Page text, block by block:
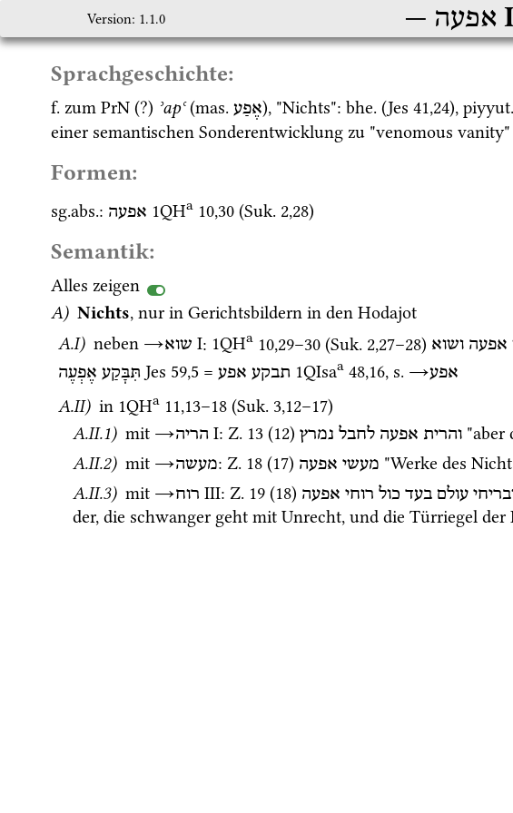
אפעה‎ I
Version: 1.1.0
Sprachgeschichte:
f. zum PrN (?) ʾapʿ (mas. אֶפַע), "Nichts": bhe. (Jes 41,24), piyyut.
einer semantischen Sonderentwicklung zu "venomous vanity"
Formen:
sg.abs.: אפעה 1QHa 10,30 (Suk. 2,28)
Semantik:
Alles zeigen
A) Nichts, nur in Gerichtsbildern in den Hodajot
A.I) neben →שוא ‎ I: 1QHa 10,29–30 (Suk. 2,27–28) אפעה ושוא
תִּבָּקַע אֶפְעֶה Jes 59,5 = תבקע אפע 1QIsaa 48,16, s. →אפע
A.II) in 1QHa 11,13–18 (Suk. 3,12–17)
A.II.1) mit →הריה ‎ I: Z. 13 (12) והרית אפעה לחבל נמרץ "aber
A.II.2) mit →מעשה: Z. 18 (17) מעשי אפעה
"Werke des
A.II.3) mit →רוח ‎ III: Z. 19 (18) עולם בעד כול רוחי אפעה
der, die schwanger geht mit Unrecht, und die Türriegel